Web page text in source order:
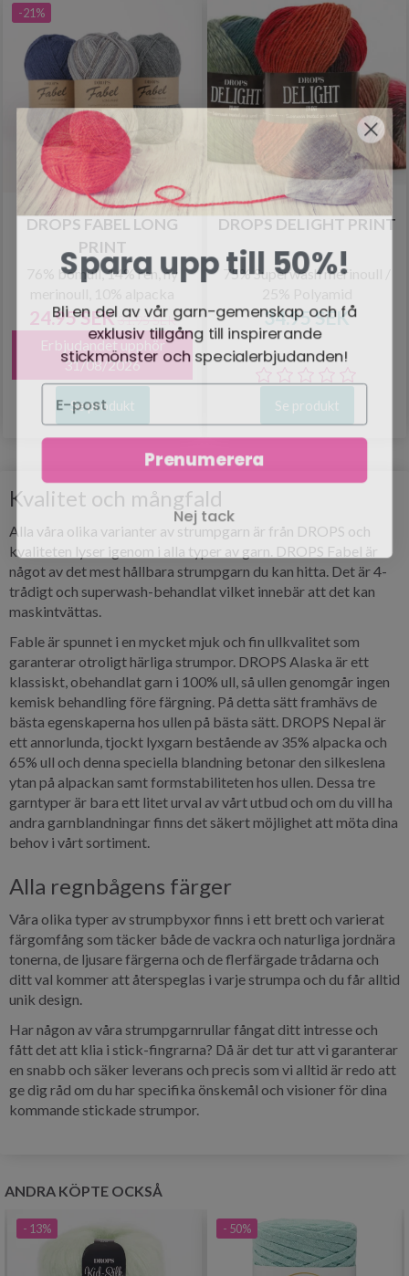
-21%
DROPS FABEL LONG
PRINT
76% bomull, 14% ren, ny
24.95 SEK 31.95 SEK
Erbjudandet upphör
31/08/2026
Se produkt
DROPS DELIGHT PRINT
75% Superwash merinoull /
34.95 SEK
Se produkt
Kvalitet och mångfald
Alla våra olika varianter av strumpgarn är från DROPS och
kvaliteten lyser igenom i alla typer av garn. DROPS Fabel är
något av det mest hållbara strumpgarn du kan hitta. Det är 4-
trådigt och superwash-behandlat vilket innebär att det kan
maskintvättas.
Fable är spunnet i en mycket mjuk och fin ullkvalitet som
garanterar otroligt härliga strumpor. DROPS Alaska är ett
klassiskt, obehandlat garn i 100% ull, så ullen genomgår ingen
kemisk behandling före färgning. På detta sätt framhävs de
bästa egenskaperna hos ullen på bästa sätt. DROPS Nepal är
ett annorlunda, tjockt lyxgarn bestående av 35% alpacka och
65% ull och denna speciella blandning betonar den silkeslena
ytan på alpackan samt formstabiliteten hos ullen. Dessa tre
garntyper är bara ett litet urval av vårt utbud och om du vill ha
andra garnblandningar finns det säkert möjlighet att möta dina
behov i vårt sortiment.
Alla regnbågens färger
Våra olika typer av strumpbyxor finns i ett brett och varierat
färgomfång som täcker både de vackra och naturliga jordnära
tonerna, de ljusare färgerna och de flerfärgade trådarna och
ditt val kommer att återspeglas i varje strumpa och du får alltid
unik design.
Har någon av våra strumpgarnrullar fångat ditt intresse och
fått det att klia i stick-fingrarna? Då är det tur att vi garanterar
en snabb och säker leverans och precis som vi alltid är redo att
ge dig råd om du har specifika önskemål och visioner för dina
kommande stickade strumpor.
ANDRA KÖPTE OCKSÅ
- 13% - 50%
Spara upp till 50%!
Bli en del av vår garn-gemenskap och få
exklusiv tillgång till inspirerande
stickmönster och specialerbjudanden!
Prenumerera
Nej tack